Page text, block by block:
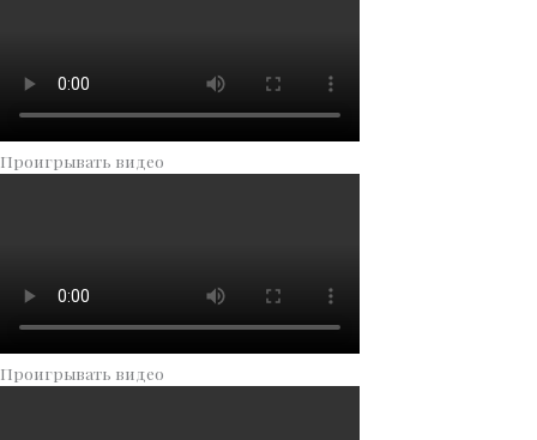
Проигрывать видео
Проигрывать видео